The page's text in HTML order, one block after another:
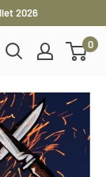
2026
0